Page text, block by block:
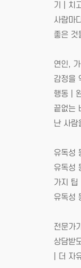
기 | 치
사람마
좋은 것
연인,
감정을
행동 |
끝없는
난 사람
유독성
유독성
가지 팁
유독성
전문가
상담받
| 더 자